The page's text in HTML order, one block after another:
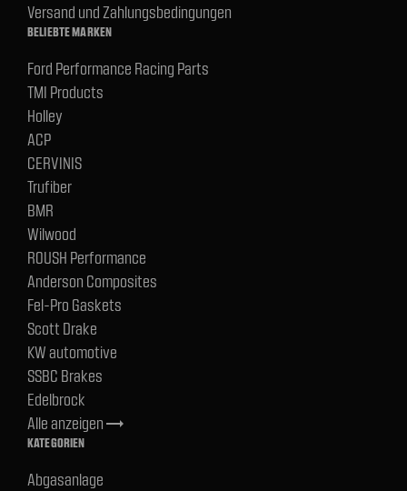
Versand und Zahlungsbedingungen
BELIEBTE MARKEN
Ford Performance Racing Parts
TMI Products
Holley
ACP
CERVINIS
Trufiber
BMR
Wilwood
ROUSH Performance
Anderson Composites
Fel-Pro Gaskets
Scott Drake
KW automotive
SSBC Brakes
Edelbrock
Alle anzeigentrending_flat
KATEGORIEN
Abgasanlage